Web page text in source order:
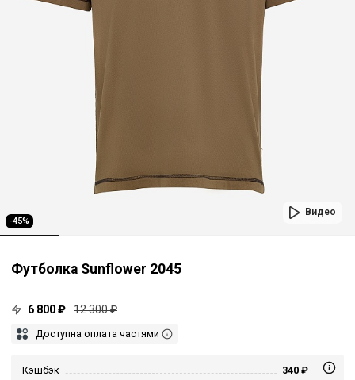
-45%
Видео
Футболка Sunflower 2045
6 800 ₽ 12 300 ₽
Доступна оплата частями
Кэшбэк
340 ₽